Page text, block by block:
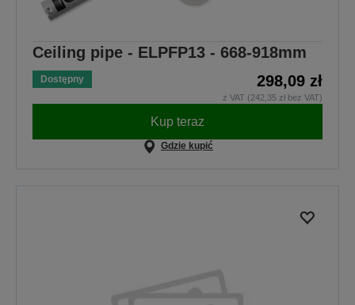
Ceiling pipe - ELPFP13 - 668-918mm
Dostępny 298,09 zł
z VAT (242,35 zł bez VAT)
Kup teraz
Gdzie kupić